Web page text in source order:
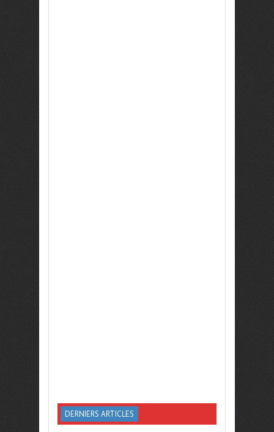
DERNIERS ARTICLES